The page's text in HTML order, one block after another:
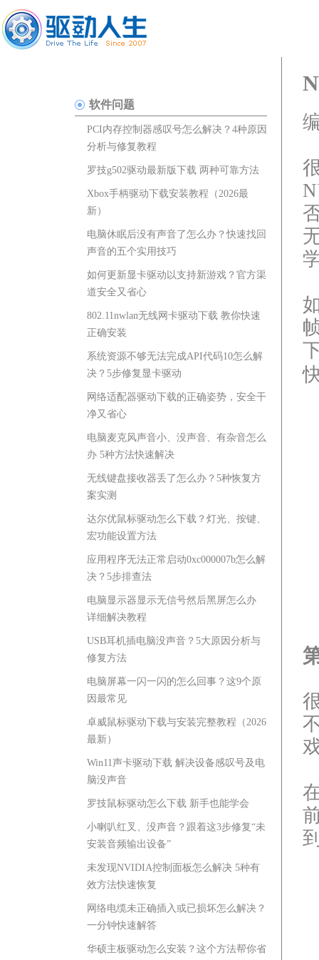
软件问题
PCI内存控制器感叹号怎么解决？4种原因
分析与修复教程
罗技g502驱动最新版下载 两种可靠方法
Xbox手柄驱动下载安装教程（2026最
新）
电脑休眠后没有声音了怎么办？快速找回
声音的五个实用技巧
如何更新显卡驱动以支持新游戏？官方渠
道安全又省心
802.11nwlan无线网卡驱动下载 教你快速
正确安装
系统资源不够无法完成API代码10怎么解
决？5步修复显卡驱动
网络适配器驱动下载的正确姿势，安全干
净又省心
电脑麦克风声音小、没声音、有杂音怎么
办 5种方法快速解决
无线键盘接收器丢了怎么办？5种恢复方
案实测
达尔优鼠标驱动怎么下载？灯光、按键、
宏功能设置方法
应用程序无法正常启动0xc000007b怎么解
决？5步排查法
电脑显示器显示无信号然后黑屏怎么办
详细解决教程
USB耳机插电脑没声音？5大原因分析与
修复方法
电脑屏幕一闪一闪的怎么回事？这9个原
因最常见
卓威鼠标驱动下载与安装完整教程（2026
最新）
Win11声卡驱动下载 解决设备感叹号及电
脑没声音
罗技鼠标驱动怎么下载 新手也能学会
小喇叭红叉、没声音？跟着这3步修复“未
安装音频输出设备”
未发现NVIDIA控制面板怎么解决 5种有
效方法快速恢复
网络电缆未正确插入或已损坏怎么解决？
一分钟快速解答
华硕主板驱动怎么安装？这个方法帮你省